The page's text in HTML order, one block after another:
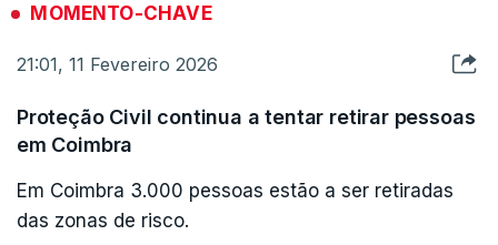
MOMENTO-CHAVE
21:01, 11 Fevereiro 2026
Proteção Civil continua a tentar retirar pessoas
em Coimbra
Em Coimbra 3.000 pessoas estão a ser retiradas
das zonas de risco.